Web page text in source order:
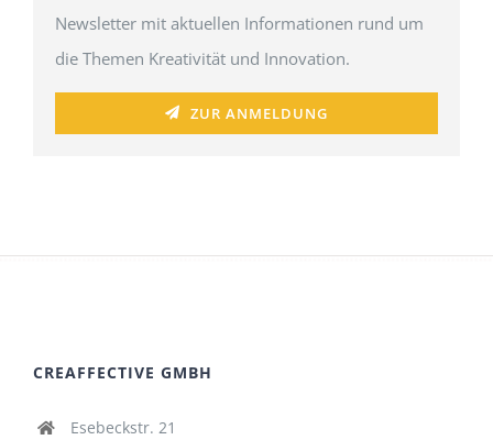
Newsletter mit aktuellen Informationen rund um
die Themen Kreativität und Innovation.
ZUR ANMELDUNG
CREAFFECTIVE GMBH
Esebeckstr. 21